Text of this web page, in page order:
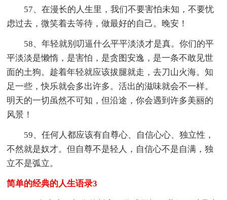
57、在漫长的人生里，我们不要害怕未知，不要忧
虑过去，微笑着去等待，做最好的自己。晚安！
58、年轻就别叨逼什么平平淡淡才是真。你们的平
平淡淡是懒惰，是害怕，是贪图安逸，是一条不敢见世
面的土狗。趁着年轻就应该拔腿就走，去刀山火海。知
足一些，快乐就会多出许多。活出的滋味就会不一样。
明天的一切虽然不可知，但沿途，你会遇到许多美丽的
风景！
59、任何人都应该有自尊心、自信心心、独立性，
不然就是奴才。但自尊不是轻人，自信心不是自满，独
立不是弧立。
简单的经典的人生语录3